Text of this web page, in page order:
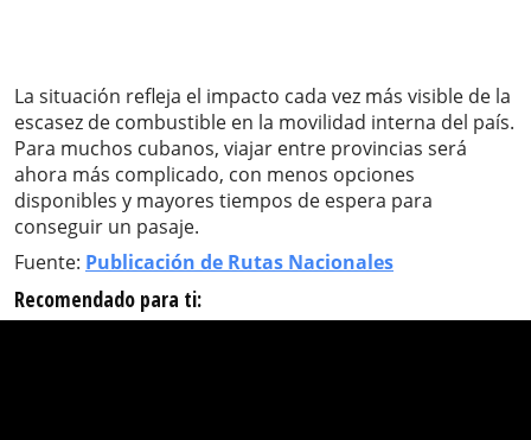
La situación refleja el impacto cada vez más visible de la
escasez de combustible en la movilidad interna del país.
Para muchos cubanos, viajar entre provincias será
ahora más complicado, con menos opciones
disponibles y mayores tiempos de espera para
conseguir un pasaje.
Fuente: Publicación de Rutas Nacionales
Recomendado para ti: